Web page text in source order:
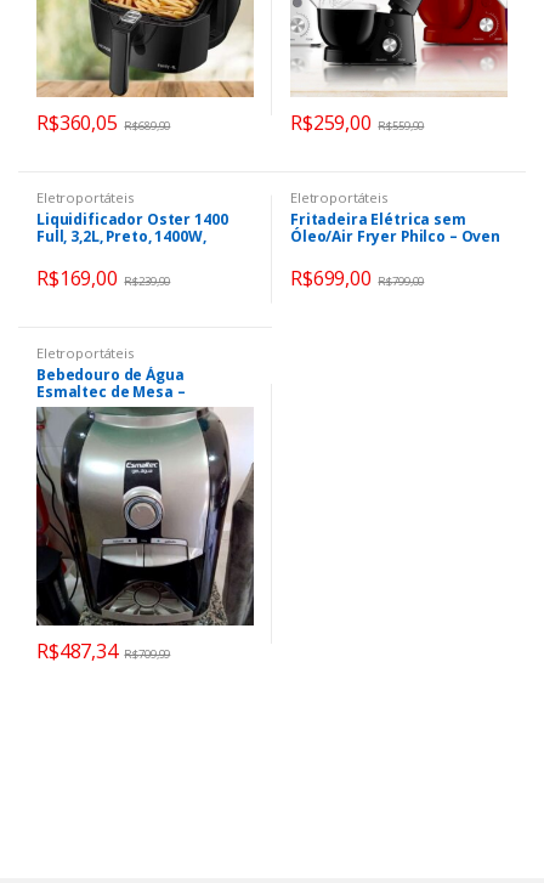
R$360,05 R$689,90 R$259,00 R$559,90
Eletroportáteis
Liquidificador Oster 1400
Full, 3,2L, Preto, 1400W,
R$169,00 R$239,90
Eletroportáteis
Fritadeira Elétrica sem
Óleo/Air Fryer Philco – Oven
Forno e Timer
R$699,00 R$799,00
Eletroportáteis
Bebedouro de Água
Esmaltec de Mesa –
Refrigerado por
Compressor Stilo Black
EGM30
R$487,34 R$709,99